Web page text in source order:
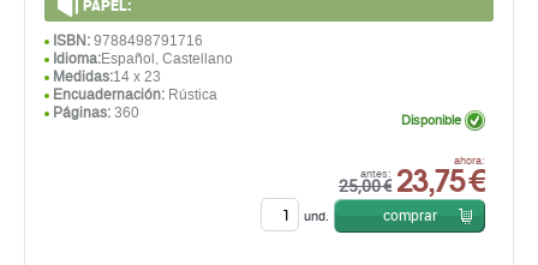
PAPEL:
ISBN: 9788498791716
Idioma:Español, Castellano
Medidas:14 x 23
Encuadernación: Rústica
Páginas: 360
antes:
25,00 €
ahora:
23,75 €
Disponible
und. comprar